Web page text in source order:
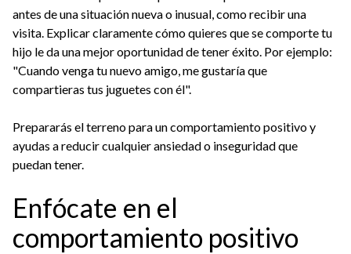
antes de una situación nueva o inusual, como recibir una
visita. Explicar claramente cómo quieres que se comporte tu
hijo le da una mejor oportunidad de tener éxito. Por ejemplo:
"Cuando venga tu nuevo amigo, me gustaría que
compartieras tus juguetes con él".
Prepararás el terreno para un comportamiento positivo y
ayudas a reducir cualquier ansiedad o inseguridad que
puedan tener.
Enfócate en el
comportamiento positivo